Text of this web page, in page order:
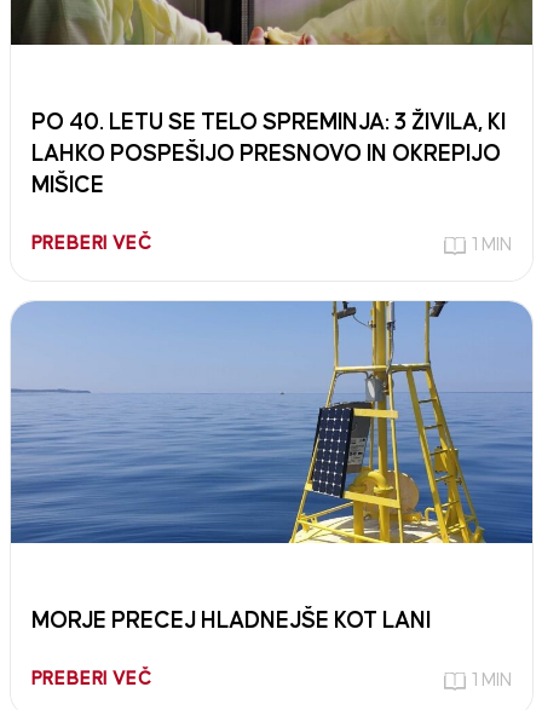
PO 40. LETU SE TELO SPREMINJA: 3 ŽIVILA, KI
LAHKO POSPEŠIJO PRESNOVO IN OKREPIJO
MIŠICE
PREBERI VEČ 1 MIN
MORJE PRECEJ HLADNEJŠE KOT LANI
PREBERI VEČ 1 MIN